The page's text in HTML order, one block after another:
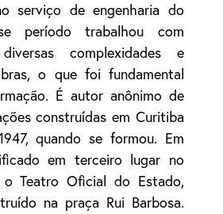
serviço de engenharia do
período trabalhou com
complexidades e
o que foi fundamental
É autor anônimo de
construídas em Curitiba
quando se formou. Em
em terceiro lugar no
o Teatro Oficial do Estado,
na praça Rui Barbosa.